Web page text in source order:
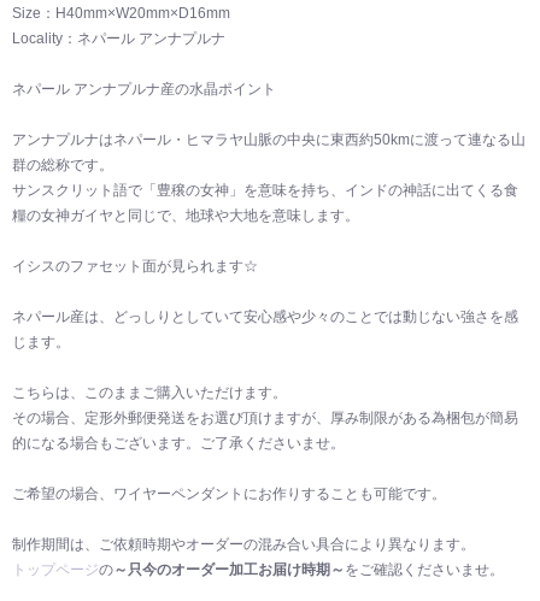
Size：H40mm×W20mm×D16mm
Locality：ネパール アンナプルナ
ネパール アンナプルナ産の水晶ポイント
アンナプルナはネパール・ヒマラヤ山脈の中央に東西約50kmに渡って連なる山
群の総称です。
サンスクリット語で「豊穣の女神」を意味を持ち、インドの神話に出てくる食
糧の女神ガイヤと同じで、地球や大地を意味します。
イシスのファセット面が見られます☆
ネパール産は、どっしりとしていて安心感や少々のことでは動じない強さを感
じます。
こちらは、このままご購入いただけます。
その場合、定形外郵便発送をお選び頂けますが、厚み制限がある為梱包が簡易
的になる場合もございます。ご了承くださいませ。
ご希望の場合、ワイヤーペンダントにお作りすることも可能です。
制作期間は、ご依頼時期やオーダーの混み合い具合により異なります。
トップページの～只今のオーダー加工お届け時期～ をご確認くださいませ。